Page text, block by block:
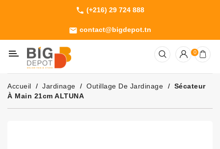
phone (+216) 29 724 888
email contact@bigdepot.tn
Machines
Outillage
Jardinage
Consommables
0
Accueil Jardinage Outillage De Jardinage
Sécateur
À Main 21cm ALTUNA